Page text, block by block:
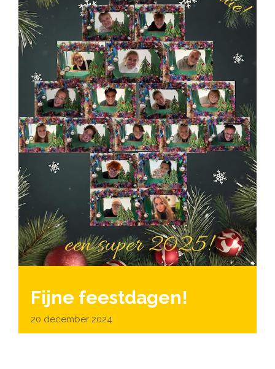
Fijne feestdagen!
20 december 2024